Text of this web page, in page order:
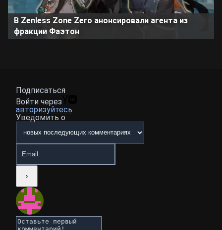
В Zenless Zone Zero анонсировали агента из
фракции Фаэтон
Подписаться
Войти через
авторизуйтесь
Уведомить о